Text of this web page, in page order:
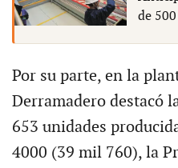
de
Por su parte, en la
Derramadero destacó
653 unidades
4000 (39 mil 760), la